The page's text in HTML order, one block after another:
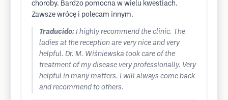
choroby. Bardzo pomocna w wielu kwestiach.
Zawsze wrócę i polecam innym.
Traducido: I highly recommend the clinic. The
ladies at the reception are very nice and very
helpful. Dr. M. Wiśniewska took care of the
treatment of my disease very professionally. Very
helpful in many matters. I will always come back
and recommend to others.